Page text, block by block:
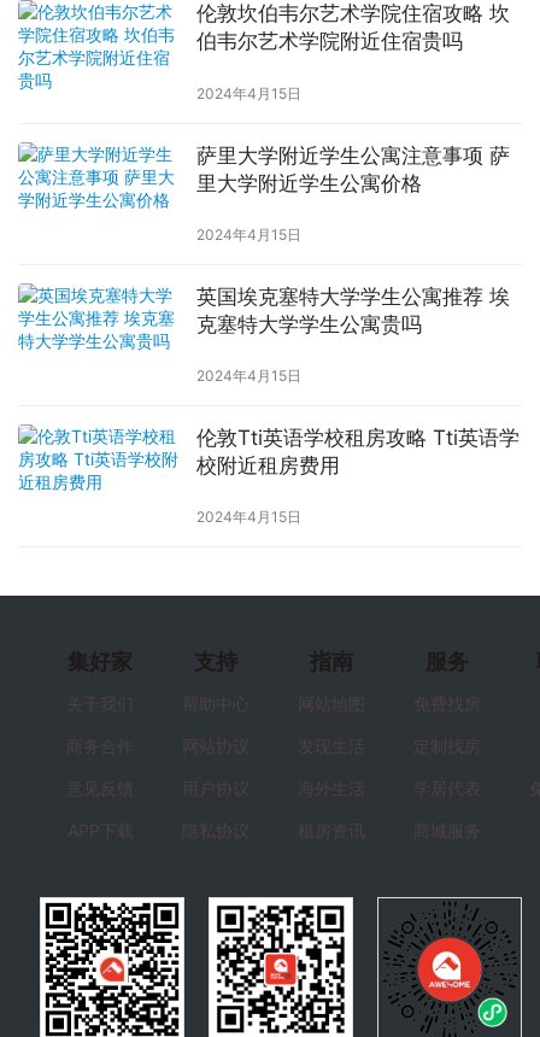
伦敦坎伯韦尔艺术学院住宿攻略 坎
伯韦尔艺术学院附近住宿贵吗
2024年4月15日
萨里大学附近学生公寓注意事项 萨
里大学附近学生公寓价格
2024年4月15日
英国埃克塞特大学学生公寓推荐 埃
克塞特大学学生公寓贵吗
2024年4月15日
伦敦Tti英语学校租房攻略 Tti英语学
校附近租房费用
2024年4月15日
集好家
关于我们
商务合作
意见反馈
APP下载
支持
帮助中心
网站协议
用户协议
隐私协议
指南
网站地图
发现生活
海外生活
租房资讯
服务
免费找房
定制找房
学居代表
商城服务